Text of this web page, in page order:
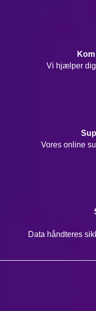
Vi hjælper
Vores online
Data håndteres